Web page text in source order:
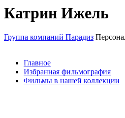
Катрин Ижель
Группа компаний Парадиз
Главное
Избранная фильмография
Фильмы в нашей коллекции